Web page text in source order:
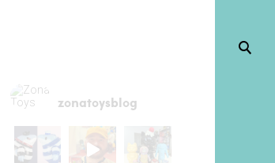
zonatoysblog